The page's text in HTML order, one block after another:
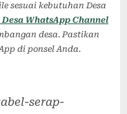
sesuai kebutuhan Desa
WhatsApp Channel
desa. Pastikan
di ponsel Anda.
serap-